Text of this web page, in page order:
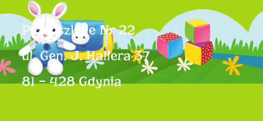
Przedszkole Nr 22
ul. Gen. J. Hallera 37
81 – 428 Gdynia